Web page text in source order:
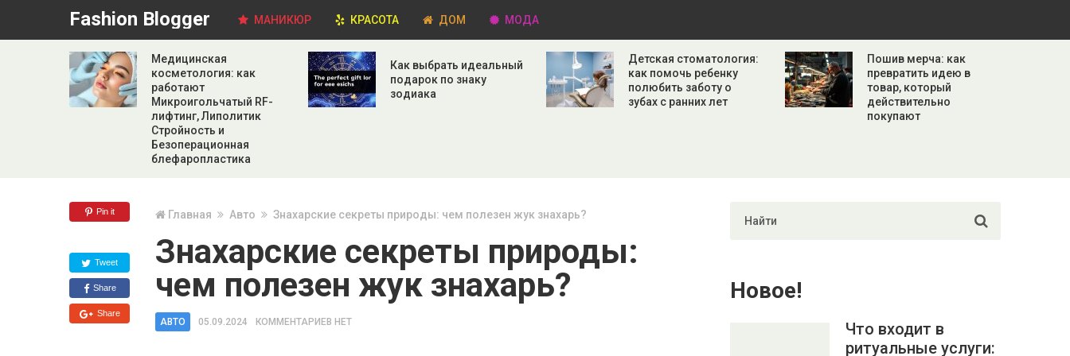
Fashion Blogger МАНИКЮР КРАСОТА ДОМ МОДА
Медицинская
косметология: как
работают
Микроигольчатый RF-
лифтинг, Липолитик
Стройность и
Безоперационная
блефаропластика
Как выбрать идеальный
подарок по знаку
зодиака
Детская стоматология:
как помочь ребенку
полюбить заботу о
зубах с ранних лет
Пошив мерча: как
превратить идею в
товар, который
действительно
покупают
Pin it
Tweet
Share
Share
Главная Авто Знахарские секреты природы: чем полезен жук знахарь?
Знахарские секреты природы:
чем полезен жук знахарь?
АВТО 05.09.2024 КОММЕНТАРИЕВ НЕТ
Новое!
Что входит в
ритуальные услуги: